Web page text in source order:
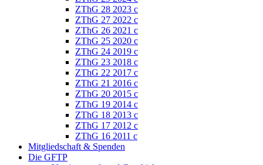
ZThG 28 2023 c
ZThG 27 2022 c
ZThG 26 2021 c
ZThG 25 2020 c
ZThG 24 2019 c
ZThG 23 2018 c
ZThG 22 2017 c
ZThG 21 2016 c
ZThG 20 2015 c
ZThG 19 2014 c
ZThG 18 2013 c
ZThG 17 2012 c
ZThG 16 2011 c
Mitgliedschaft & Spenden
Die GFTP